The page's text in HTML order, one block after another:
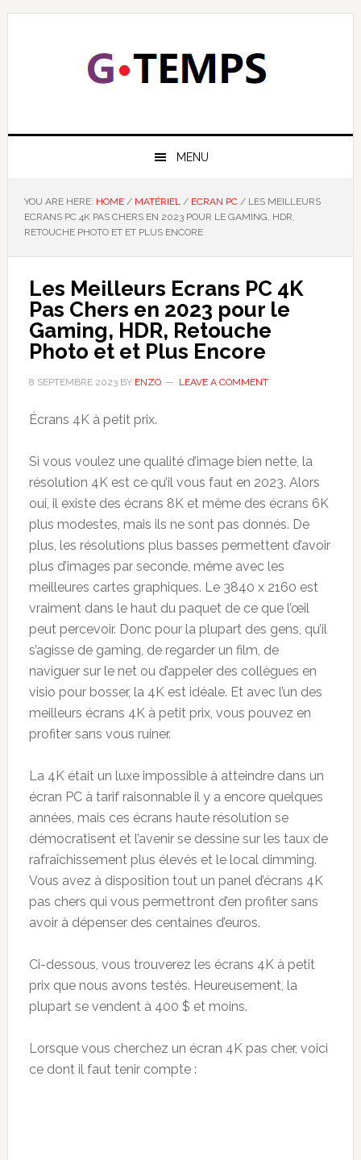
Skip
Skip
Skip
Skip
GTEMPS
MENU
YOU ARE HERE: HOME / MATÉRIEL / ECRAN PC /LES MEILLEURS
ECRANS PC 4K PAS CHERS EN 2023 POUR LE GAMING, HDR,
RETOUCHE PHOTO ET ET PLUS ENCORE
Les Meilleurs Ecrans PC 4K
Pas Chers en 2023 pour le
Gaming, HDR, Retouche
Photo et et Plus Encore
8 SEPTEMBRE 2023BY ENZO LEAVE A COMMENT
Écrans 4K à petit prix.
Si vous voulez une qualité d’image bien nette, la
résolution 4K est ce qu’il vous faut en 2023. Alors
oui, il existe des écrans 8K et même des écrans 6K
plus modestes, mais ils ne sont pas donnés. De
plus, les résolutions plus basses permettent d’avoir
plus d’images par seconde, même avec les
meilleures cartes graphiques. Le 3840 x 2160 est
vraiment dans le haut du paquet de ce que l’œil
peut percevoir. Donc pour la plupart des gens, qu’il
s’agisse de gaming, de regarder un film, de
naviguer sur le net ou d’appeler des collègues en
visio pour bosser, la 4K est idéale. Et avec l’un des
meilleurs écrans 4K à petit prix, vous pouvez en
profiter sans vous ruiner.
La 4K était un luxe impossible à atteindre dans un
écran PC à tarif raisonnable il y a encore quelques
années, mais ces écrans haute résolution se
démocratisent et l’avenir se dessine sur les taux de
rafraîchissement plus élevés et le local dimming.
Vous avez à disposition tout un panel d’écrans 4K
pas chers qui vous permettront d’en profiter sans
avoir à dépenser des centaines d’euros.
Ci-dessous, vous trouverez les écrans 4K à petit
prix que nous avons testés. Heureusement, la
plupart se vendent à 400 $ et moins.
Lorsque vous cherchez un écran 4K pas cher, voici
ce dont il faut tenir compte :